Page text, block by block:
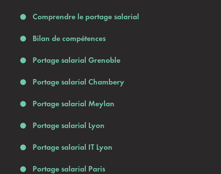
Comprendre le portage salarial
Bilan de compétences
Portage salarial Grenoble
Portage salarial Chambery
Portage salarial Meylan
Portage salarial Lyon
Portage salarial IT Lyon
Portage salarial Paris